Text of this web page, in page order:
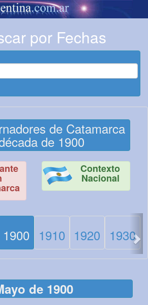
por Fechas
de Catamarca
de 1900
Contexto
Nacional
1900 1910 1920 1930
>
de 1900